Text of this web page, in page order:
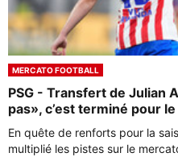
MERCATO FOOTBALL
PSG - Transfert de Julian
pas», c’est terminé pour
En quête de renforts pour la
multiplié les pistes sur le